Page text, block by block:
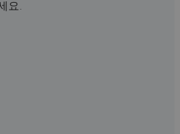
요.